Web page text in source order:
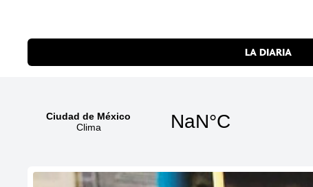
LA DIARIA